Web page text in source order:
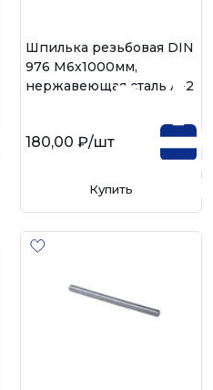
Шпилька резьбовая DIN
976 М6х1000мм,
нержавеющая сталь А-2
180,00 ₽/шт
Купить